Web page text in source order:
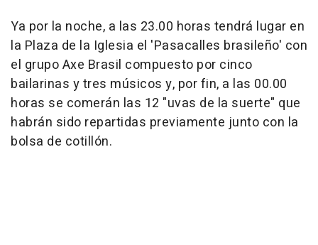
Ya por la noche, a las 23.00 horas tendrá lugar en
la Plaza de la Iglesia el 'Pasacalles brasileño' con
el grupo Axe Brasil compuesto por cinco
bailarinas y tres músicos y, por fin, a las 00.00
horas se comerán las 12 "uvas de la suerte" que
habrán sido repartidas previamente junto con la
bolsa de cotillón.